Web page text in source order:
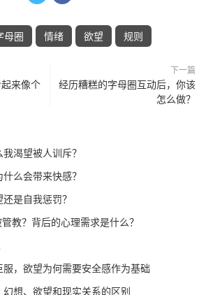
母圈 情绪 欲望 规则
来像个
下一篇
经历糟糕的字母圈互动后，你该
怎么做？
渴望被人训斥？
么会带来快感？
是自我惩罚？
教？背后的心理需求是什么？
服，欲望为何需要安全感作为基础
想、欲望和现实关系的区别